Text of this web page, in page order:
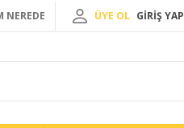
NEREDE ÜYE OL GİRİŞ YAP